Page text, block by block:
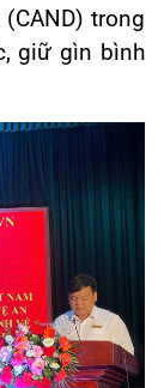
trong
giữ gìn bình